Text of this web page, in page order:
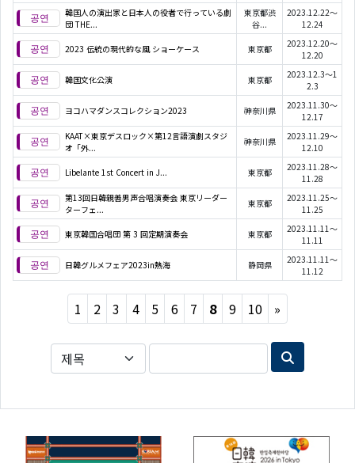
韓国人の演出家と日本人の役者で行っている劇
団 THE...
東京都渋
谷...
2023.12.22～
12.24
2023 伝統の現代的な風 ショーケース 東京都
2023.12.20～
12.20
韓国文化公演 東京都
2023.12.3～1
2.3
ヨコハマダンスコレクション2023 神奈川県
2023.11.30～
12.17
KAAT×東京デスロック×第12言語演劇スタジ
オ「外...
神奈川県
2023.11.29～
12.10
Libelante 1st Concert in J... 東京都
2023.11.28～
11.28
第13回日韓親善男声合唱演奏会 東京リーダー
ターフェ...
東京都
2023.11.25～
11.25
東京韓国合唱団 第 3 回定期演奏会 東京都
2023.11.11～
11.11
日韓グルメフェア2023in熱海 静岡県
2023.11.11～
11.12
1 2 3 4 5 6 7 8 9 10 »